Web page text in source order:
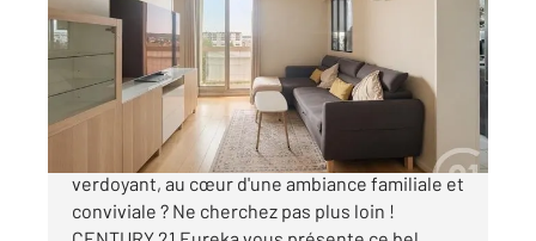
Appartement F3 à vendre
210 000 €
Vous rêvez de vivre au sein d'un cadre
verdoyant, au cœur d'une ambiance familiale et
conviviale ? Ne cherchez pas plus loin !